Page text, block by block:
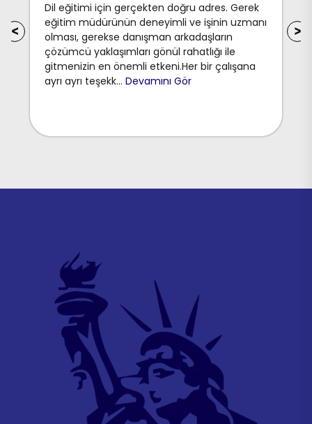
Olumsuz yorumları anlamam mümkün değil.
Son derece anlayışlı ve çözüm odaklılar. Hele
Şükrü Bey. Ne derdim olsa çözdü. Sorunsuz
yer olmaz ama sorunu çözmeyen çoktur.
Bence çok iyi bir işletme. Herkese, özellikle de
yakında oturanlara tavsiye ediyorum.